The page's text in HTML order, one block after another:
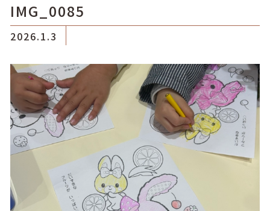
IMG_0085
2026.1.3